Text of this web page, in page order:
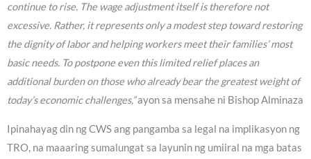
continue to rise. The wage adjustment itself is therefore not
excessive. Rather, it represents only a modest step toward restoring
the dignity of labor and helping workers meet their families’ most
basic needs. To postpone even this limited relief places an
additional burden on those who already bear the greatest weight of
today’s economic challenges,”ayon sa mensahe ni Bishop Alminaza
Ipinahayag din ng CWS ang pangamba sa legal na implikasyon ng
TRO, na maaaring sumalungat sa layunin ng umiiral na mga batas